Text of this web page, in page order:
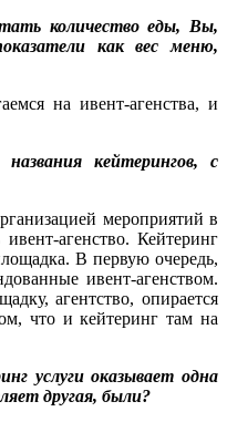
количество еды, Вы,
как вес меню,
на ивент-агенства, и
кейтерингов, с
мероприятий в
агенство. Кейтеринг
В первую очередь,
ивент-агенством.
агентство, опирается
что и кейтеринг там на
услуги оказывает одна
другая, были?